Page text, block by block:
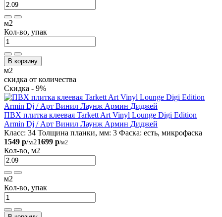
м2
Кол-во, упак
В корзину
м2
скидка от количества
Скидка - 9%
ПВХ плитка клеевая Tarkett Art Vinyl Lounge Digi Edition
Armin Dj / Арт Винил Лаунж Армин Диджей
Класс: 34 Толщина планки, мм: 3 Фаска: есть, микрофаска
1549 р/м21699 р/м2
Кол-во, м2
м2
Кол-во, упак